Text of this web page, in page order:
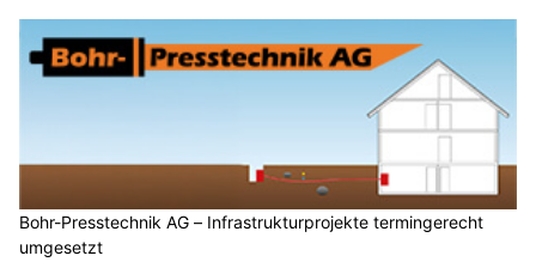
Bohr-Presstechnik AG – Infrastrukturprojekte termingerecht
umgesetzt